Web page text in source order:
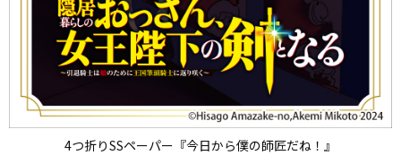
4つ折りSSペーパー『今日から僕の師匠だね！』